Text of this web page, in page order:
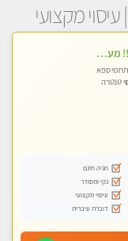
מקצועי
בהרצליה חדש חדש !! מעסה מקצועית צעירה ואיכותית פרטי!!!
ספא
טנטרה
חניה חינם
נקי ומסודר
עיסוי מקצועי
דוברת עיברית